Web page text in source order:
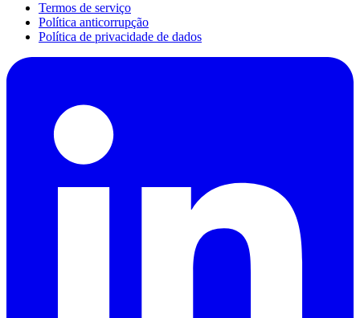
Termos de serviço
Política anticorrupção
Política de privacidade de dados